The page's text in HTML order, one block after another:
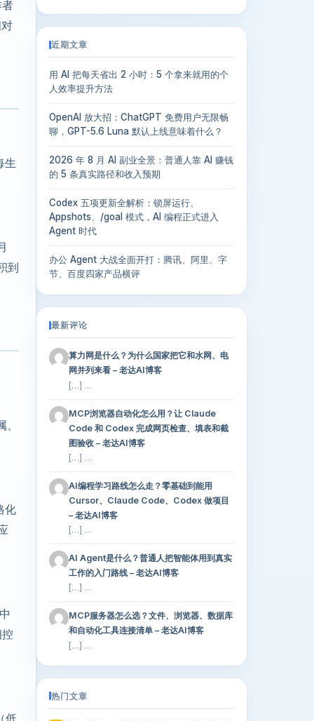
生
到
化
低
近期文章
用 AI 把每天省出 2 小时：5 个拿来就用的个
人效率提升方法
OpenAI 放大招：ChatGPT 免费用户无限畅
聊，GPT-5.6 Luna 默认上线意味着什么？
2026 年 8 月 AI 副业全景：普通人靠 AI 赚钱
的 5 条真实路径和收入预期
Codex 五项更新全解析：锁屏运行、
Appshots、/goal 模式，AI 编程正式进入
Agent 时代
办公 Agent 大战全面开打：腾讯、阿里、字
节、百度四家产品横评
最新评论
算力网是什么？为什么国家把它和水网、电
网并列来看 – 老达AI博客
[…] …
MCP浏览器自动化怎么用？让 Claude
Code 和 Codex 完成网页检查、填表和截
图验收 – 老达AI博客
[…] …
AI编程学习路线怎么走？零基础到能用
Cursor、Claude Code、Codex 做项目
– 老达AI博客
[…] …
AI Agent是什么？普通人把智能体用到真实
工作的入门路线 – 老达AI博客
[…] …
MCP服务器怎么选？文件、浏览器、数据库
和自动化工具连接清单 – 老达AI博客
[…] …
热门文章